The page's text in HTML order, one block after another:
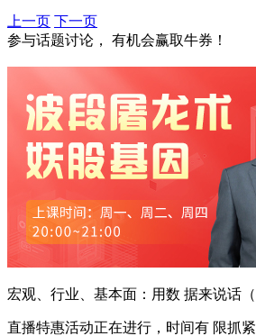
上一页 下一页
参与话题讨论， 有机会赢取牛券！
宏观、行业、基本面：用数 据来说话（
直播特惠活动正在进行，时间有 限抓